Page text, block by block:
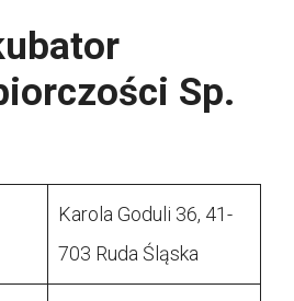
Sp.
Karola Goduli 36, 41-
703 Ruda Śląska